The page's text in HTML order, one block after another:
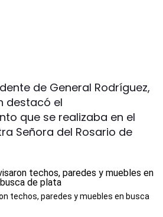
de General Rodríguez,
destacó el
que se realizaba en el
Señora del Rosario de
techos, paredes y muebles en busca